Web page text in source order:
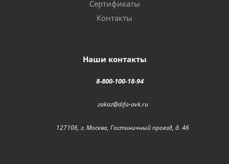
Сертификаты
Контакты
Наши контакты
8-800-100-18-94
zakaz@difa-avk.ru
127106, г. Москва, Гостиничный проезд, д. 4б